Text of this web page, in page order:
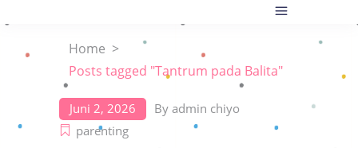
Home >
Posts tagged "Tantrum pada Balita"
Juni 2, 2026 By admin chiyo
parenting